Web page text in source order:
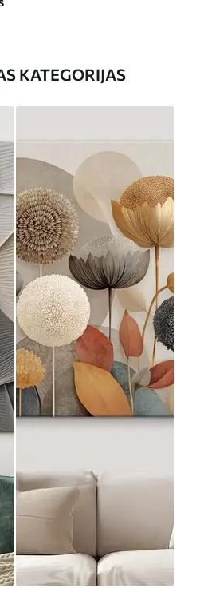
KATEGORIJAS